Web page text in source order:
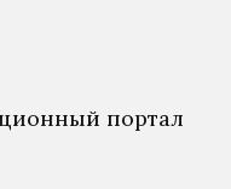
портал